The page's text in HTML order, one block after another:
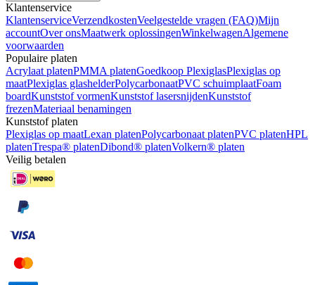
Klantenservice
KlantenserviceVerzendkostenVeelgestelde vragen (FAQ)Mijn
accountOver onsMaatwerk oplossingenWinkelwagenAlgemene
voorwaarden
Populaire platen
Acrylaat platenPMMA platenGoedkoop PlexiglasPlexiglas op
maatPlexiglas glashelderPolycarbonaatPVC schuimplaatFoam
boardKunststof vormenKunststof lasersnijdenKunststof
frezenMateriaal benamingen
Kunststof platen
Plexiglas op maatLexan platenPolycarbonaat platenPVC platenHPL
platenTrespa® platenDibond® platenVolkern® platen
Veilig betalen